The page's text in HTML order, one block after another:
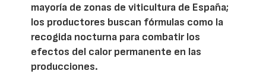
mayoría de zonas de viticultura de España;
los productores buscan fórmulas como la
recogida nocturna para combatir los
efectos del calor permanente en las
producciones.